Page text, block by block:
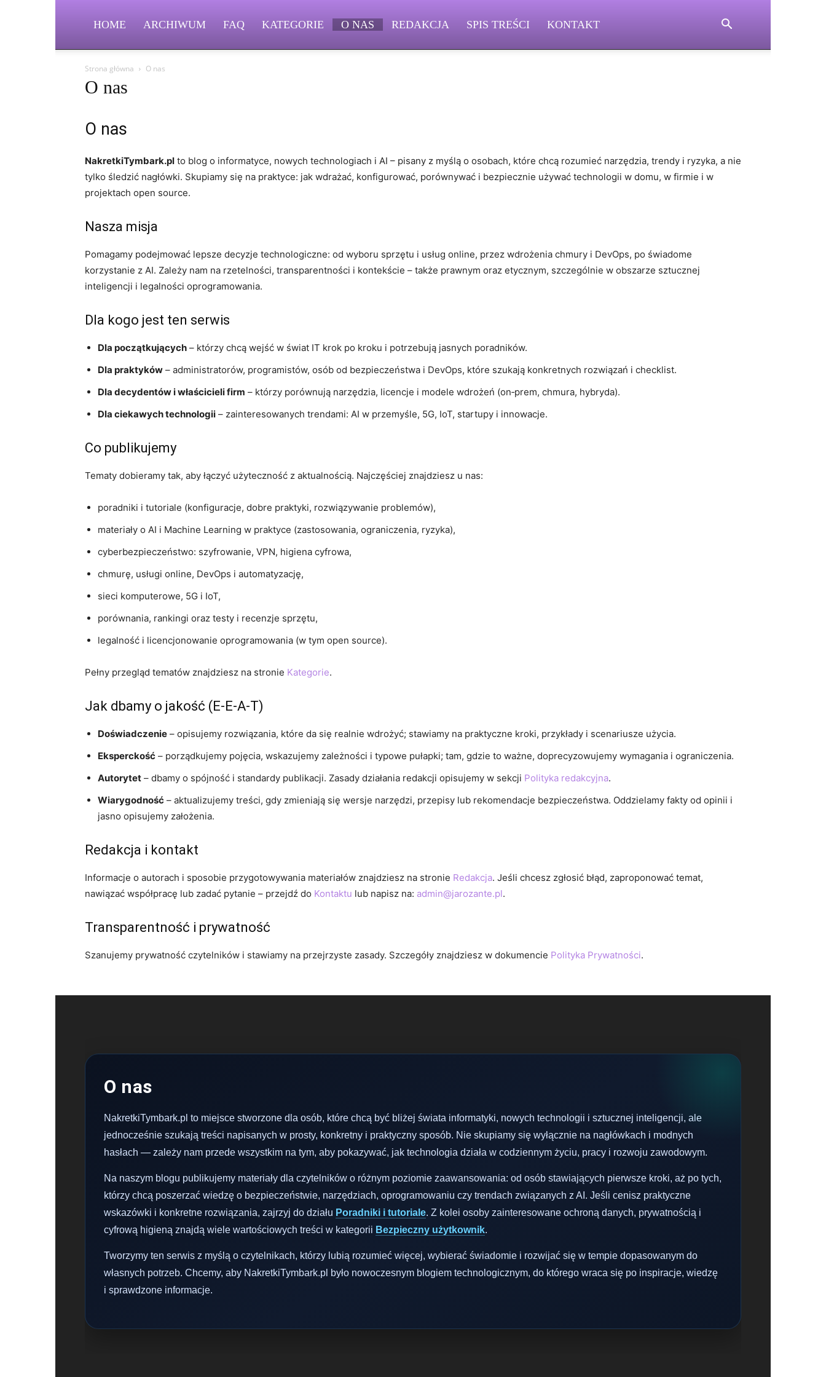
HOME ARCHIWUM FAQ KATEGORIE O NAS REDAKCJA SPIS TREŚCI KONTAKT
Strona główna O nas
O nas
O nas
NakretkiTymbark.pl to blog o informatyce, nowych technologiach i AI – pisany z myślą o osobach, które chcą rozumieć narzędzia, trendy i ryzyka, a nie
tylko śledzić nagłówki. Skupiamy się na praktyce: jak wdrażać, konfigurować, porównywać i bezpiecznie używać technologii w domu, w firmie i w
projektach open source.
Nasza misja
Pomagamy podejmować lepsze decyzje technologiczne: od wyboru sprzętu i usług online, przez wdrożenia chmury i DevOps, po świadome
korzystanie z AI. Zależy nam na rzetelności, transparentności i kontekście – także prawnym oraz etycznym, szczególnie w obszarze sztucznej
inteligencji i legalności oprogramowania.
Dla kogo jest ten serwis
Dla początkujących – którzy chcą wejść w świat IT krok po kroku i potrzebują jasnych poradników.
Dla praktyków – administratorów, programistów, osób od bezpieczeństwa i DevOps, które szukają konkretnych rozwiązań i checklist.
Dla decydentów i właścicieli firm – którzy porównują narzędzia, licencje i modele wdrożeń (on‑prem, chmura, hybryda).
Dla ciekawych technologii – zainteresowanych trendami: AI w przemyśle, 5G, IoT, startupy i innowacje.
Co publikujemy
Tematy dobieramy tak, aby łączyć użyteczność z aktualnością. Najczęściej znajdziesz u nas:
poradniki i tutoriale (konfiguracje, dobre praktyki, rozwiązywanie problemów),
materiały o AI i Machine Learning w praktyce (zastosowania, ograniczenia, ryzyka),
cyberbezpieczeństwo: szyfrowanie, VPN, higiena cyfrowa,
chmurę, usługi online, DevOps i automatyzację,
sieci komputerowe, 5G i IoT,
porównania, rankingi oraz testy i recenzje sprzętu,
legalność i licencjonowanie oprogramowania (w tym open source).
Pełny przegląd tematów znajdziesz na stronie Kategorie.
Jak dbamy o jakość (E‑E‑A‑T)
Doświadczenie – opisujemy rozwiązania, które da się realnie wdrożyć; stawiamy na praktyczne kroki, przykłady i scenariusze użycia.
Eksperckość – porządkujemy pojęcia, wskazujemy zależności i typowe pułapki; tam, gdzie to ważne, doprecyzowujemy wymagania i ograniczenia.
Autorytet – dbamy o spójność i standardy publikacji. Zasady działania redakcji opisujemy w sekcji Polityka redakcyjna.
Wiarygodność – aktualizujemy treści, gdy zmieniają się wersje narzędzi, przepisy lub rekomendacje bezpieczeństwa. Oddzielamy fakty od opinii i
jasno opisujemy założenia.
Redakcja i kontakt
Informacje o autorach i sposobie przygotowywania materiałów znajdziesz na stronie Redakcja. Jeśli chcesz zgłosić błąd, zaproponować temat,
nawiązać współpracę lub zadać pytanie – przejdź do Kontaktu lub napisz na: admin@jarozante.pl.
Transparentność i prywatność
Szanujemy prywatność czytelników i stawiamy na przejrzyste zasady. Szczegóły znajdziesz w dokumencie Polityka Prywatności.
O nas
NakretkiTymbark.pl to miejsce stworzone dla osób, które chcą być bliżej świata informatyki, nowych technologii i sztucznej inteligencji, ale
jednocześnie szukają treści napisanych w prosty, konkretny i praktyczny sposób. Nie skupiamy się wyłącznie na nagłówkach i modnych
hasłach — zależy nam przede wszystkim na tym, aby pokazywać, jak technologia działa w codziennym życiu, pracy i rozwoju zawodowym.
Na naszym blogu publikujemy materiały dla czytelników o różnym poziomie zaawansowania: od osób stawiających pierwsze kroki, aż po tych,
którzy chcą poszerzać wiedzę o bezpieczeństwie, narzędziach, oprogramowaniu czy trendach związanych z AI. Jeśli cenisz praktyczne
wskazówki i konkretne rozwiązania, zajrzyj do działu Poradniki i tutoriale. Z kolei osoby zainteresowane ochroną danych, prywatnością i
cyfrową higieną znajdą wiele wartościowych treści w kategorii Bezpieczny użytkownik.
Tworzymy ten serwis z myślą o czytelnikach, którzy lubią rozumieć więcej, wybierać świadomie i rozwijać się w tempie dopasowanym do
własnych potrzeb. Chcemy, aby NakretkiTymbark.pl było nowoczesnym blogiem technologicznym, do którego wraca się po inspiracje, wiedzę
i sprawdzone informacje.